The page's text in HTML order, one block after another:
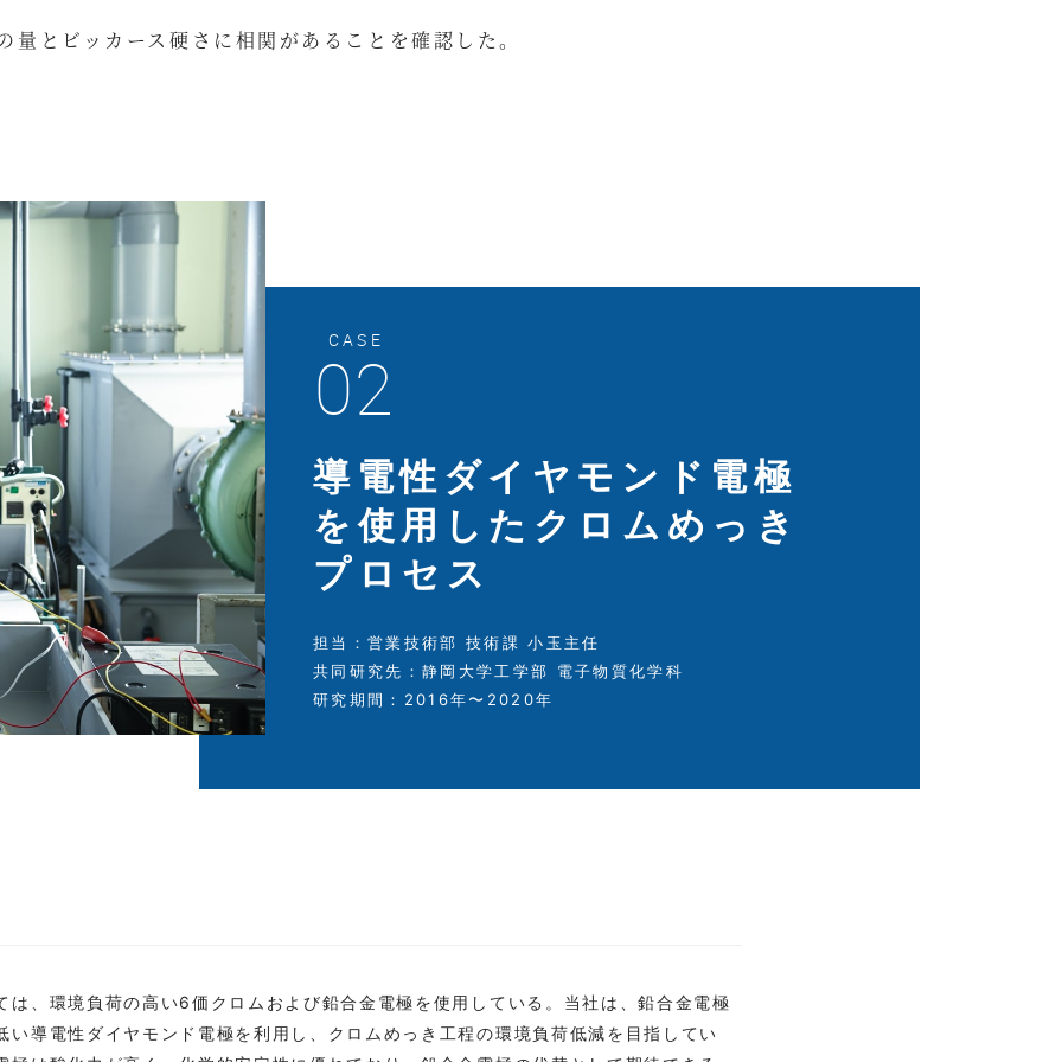
量とビッカース硬さに相関があることを確認した。
CASE
02
導電性ダイヤモンド電極
を使用したクロムめっき
プロセス
担当：営業技術部 技術課 小玉主任
共同研究先：静岡大学工学部 電子物質化学科
研究期間：2016年〜2020年
は、環境負荷の高い6価クロムおよび鉛合金電極を使用している。当社は、鉛合金電極
い導電性ダイヤモンド電極を利用し、クロムめっき工程の環境負荷低減を目指してい